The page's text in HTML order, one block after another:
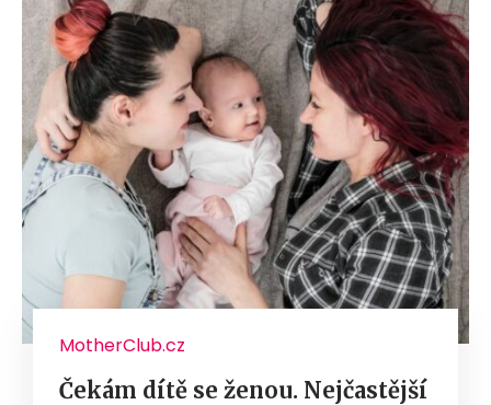
MotherClub.cz
Čekám dítě se ženou. Nejčastější